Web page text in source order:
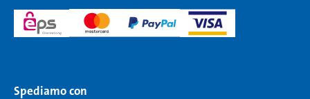
Spediamo con